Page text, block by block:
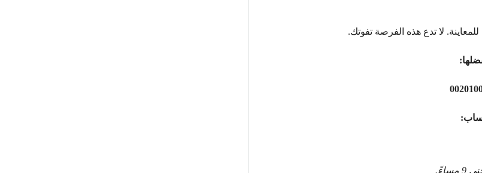
لا تدع هذه الفرصة تفوتك.